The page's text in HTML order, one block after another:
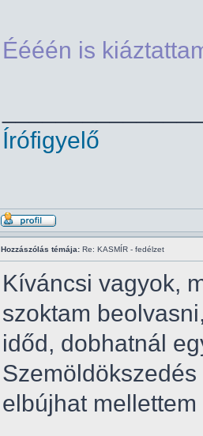
Éééén is
Írófigyelő
Hozzászólás témája: Re: KASMÍR - fedélzet
Kíváncsi vagyok,
szoktam
időd, dobhatnál
elbújhat mellettem